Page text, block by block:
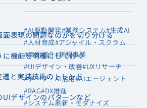
表現の問題なのかを切り分ける
に機能を明確にしておく
と実装技術のトレンド
UIデザインのパターンなど
#AI駆動開発#業務システム#生成AI
#人材育成#アジャイル・スクラム
#事例紹介#新規事業
#UIデザイン・改善#UXリサーチ
#データ・AI活用#AIエージェント
#RAG#DX推進
#システム刷新・モダナイズ